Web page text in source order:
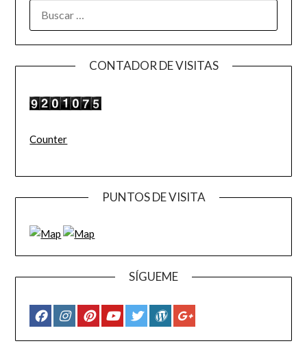
CONTADOR DE VISITAS
Counter
PUNTOS DE VISITA
SÍGUEME